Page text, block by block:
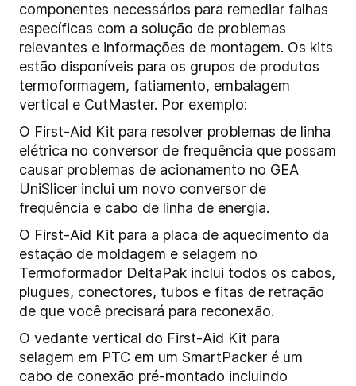
componentes necessários para remediar falhas
específicas com a solução de problemas
relevantes e informações de montagem. Os kits
estão disponíveis para os grupos de produtos
termoformagem, fatiamento, embalagem
vertical e CutMaster. Por exemplo:
O First-Aid Kit para resolver problemas de linha
elétrica no conversor de frequência que possam
causar problemas de acionamento no GEA
UniSlicer inclui um novo conversor de
frequência e cabo de linha de energia.
O First-Aid Kit para a placa de aquecimento da
estação de moldagem e selagem no
Termoformador DeltaPak inclui todos os cabos,
plugues, conectores, tubos e fitas de retração
de que você precisará para reconexão.
O vedante vertical do First-Aid Kit para
selagem em PTC em um SmartPacker é um
cabo de conexão pré-montado incluindo